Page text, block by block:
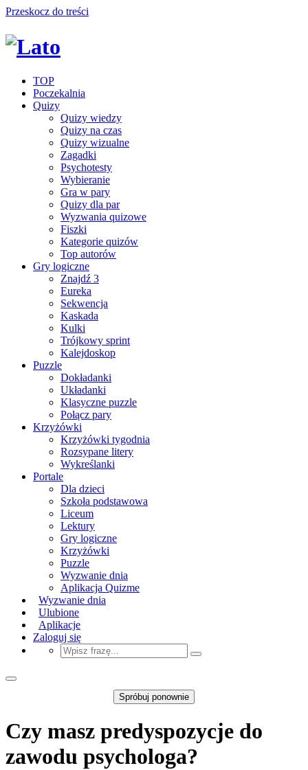
Przeskocz do treści
TOP
Poczekalnia
Quizy
Quizy wiedzy
Quizy na czas
Quizy wizualne
Zagadki
Psychotesty
Wybieranie
Gra w pary
Quizy dla par
Wyzwania quizowe
Fiszki
Kategorie quizów
Top autorów
Gry logiczne
Znajdź 3
Eureka
Sekwencja
Kaskada
Kulki
Trójkowy sprint
Kalejdoskop
Puzzle
Dokładanki
Układanki
Klasyczne puzzle
Połącz pary
Krzyżówki
Krzyżówki tygodnia
Rozsypane litery
Wykreślanki
Portale
Dla dzieci
Szkoła podstawowa
Liceum
Lektury
Gry logiczne
Krzyżówki
Puzzle
Wyzwanie dnia
Aplikacja Quizme
Wyzwanie dnia
Ulubione
Aplikacje
Zaloguj się
Spróbuj ponownie
Czy masz predyspozycje do
zawodu psychologa?